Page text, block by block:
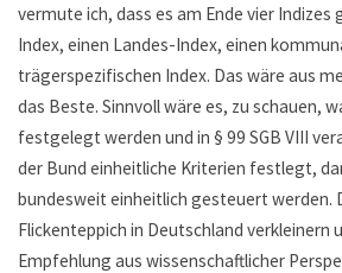
vermute ich, dass es am Ende vier Indizes
Index, einen Landes-Index, einen
trägerspezifischen Index. Das wäre aus
das Beste. Sinnvoll wäre es, zu schauen,
festgelegt werden und in § 99 SGB VIII
der Bund einheitliche Kriterien festlegt,
bundesweit einheitlich gesteuert werden.
Flickenteppich in Deutschland verkleinern
Empfehlung aus wissenschaftlicher